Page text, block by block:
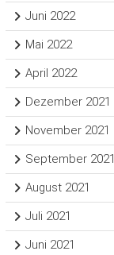
Juni 2022
Mai 2022
April 2022
Dezember 2021
November 2021
September 2021
August 2021
Juli 2021
Juni 2021